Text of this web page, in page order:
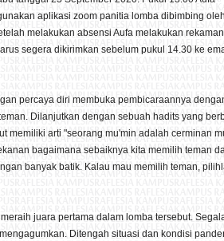
aplikasi zoom panitia lomba dibimbing
melakukan absensi Aufa melakukan rekaman
segera dikirimkan sebelum pukul 14.30 ke
percaya diri membuka pembicaraannya
Dilanjutkan dengan sebuah hadits yang
memiliki arti "seorang mu'min adalah cerminan
bagaimana sebaiknya kita memilih teman
banyak batik. Kalau mau memilih teman,
juara pertama dalam lomba tersebut.
Ditengah situasi dan kondisi